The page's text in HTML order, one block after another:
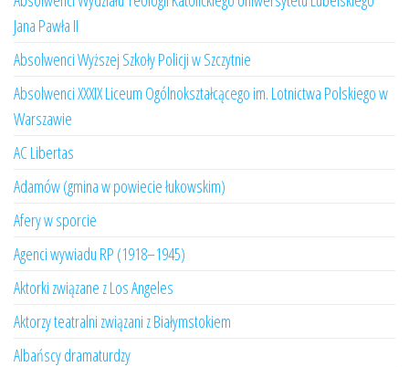
Jana Pawła II
Absolwenci Wyższej Szkoły Policji w Szczytnie
Absolwenci XXXIX Liceum Ogólnokształcącego im. Lotnictwa Polskiego w
Warszawie
AC Libertas
Adamów (gmina w powiecie łukowskim)
Afery w sporcie
Agenci wywiadu RP (1918–1945)
Aktorki związane z Los Angeles
Aktorzy teatralni związani z Białymstokiem
Albańscy dramaturdzy